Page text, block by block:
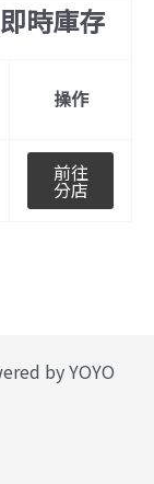
時庫存
操作
前往
分店
by YOYO